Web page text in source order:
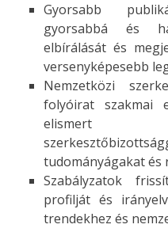
Gyorsabb
gyorsabbá és
elbírálását és
versenyképesebb
Nemzetközi
folyóirat szakmai
elismert
tudományágakat és
Szabályzatok
profilját és
trendekhez és